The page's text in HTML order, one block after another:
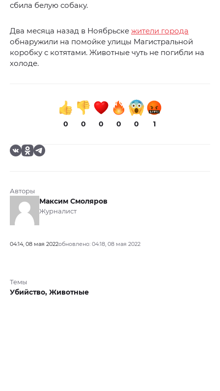
сбила белую собаку.
Два месяца назад в Ноябрьске жители города
обнаружили на помойке улицы Магистральной
коробку с котятами. Животные чуть не погибли на
холоде.
0 0 0 0 0 1
Авторы
Максим Смоляров
Журналист
04:14, 08 мая 2022обновлено: 04:18, 08 мая 2022
Темы
Убийство, Животные